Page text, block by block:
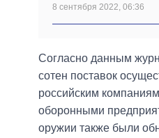
8 сентября 2022, 06:36
Согласно данным
сотен поставок
российским
оборонными
оружии также были